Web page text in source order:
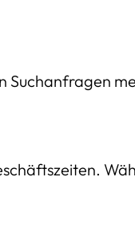
Suchanfragen